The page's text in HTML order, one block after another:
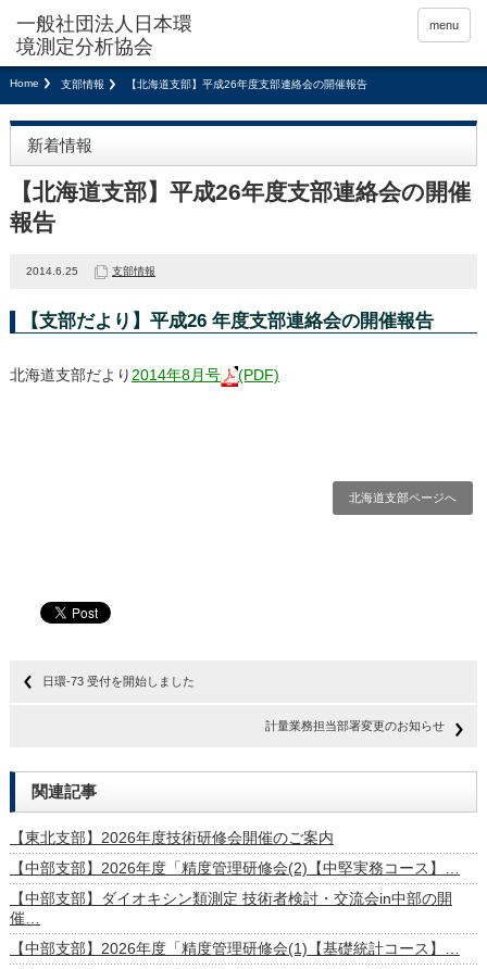
menu
Home 支部情報 【北海道支部】平成26年度支部連絡会の開催報告
新着情報
【北海道支部】平成26年度支部連絡会の開催
報告
2014.6.25 支部情報
【支部だより】平成26 年度支部連絡会の開催報告
北海道支部だより 2014年8月号 (PDF)
北海道支部ページへ
日環-73 受付を開始しました
計量業務担当部署変更のお知らせ
関連記事
【東北支部】2026年度技術研修会開催のご案内
【中部支部】2026年度「精度管理研修会(2)【中堅実務コース】…
【中部支部】ダイオキシン類測定 技術者検討・交流会in中部の開
催…
【中部支部】2026年度「精度管理研修会(1)【基礎統計コース】…